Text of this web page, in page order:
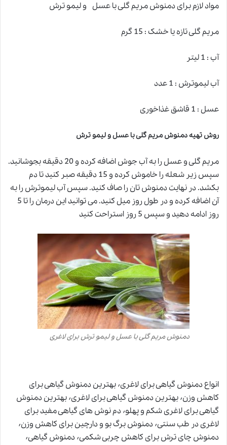
مواد لازم برای دمنوش مریم گلی با عسل و لیمو ترش
مریم گلی تازه یا خشک : 15 گرم
آب : 1 لیتر
آب لیموترش : 1 عدد
عسل : 1 قاشق غذاخوری
روش تهیه دمنوش مریم گلی با عسل و لیمو ترش
مریم گلی و عسل را به آب جوش اضافه کرده و 20 دقیقه بجوشانید.
سپس زیر شعله را خاموش کرده و 15 دقیقه صبر کنید تا دم
بکشد. در نهایت دمنوش تان را صاف کنید. سپس آب لیموترش را به
آن اضافه کرده و در طول روز میل کنید. می توانید این درمان را تا 5
روز ادامه دهید و سپس 5 روز استراحت کنید
دمنوش مریم گلی با عسل و لیمو ترش برای لاغری
انواع دمنوش گیاهی برای لاغری٬ بهترین دمنوش گیاهی برای
کاهش وزن٬ بهترین دمنوش گیاهی برای لاغری٬ بهترین دمنوش
گیاهی برای لاغری شکم و پهلو٬ دم نوش های گیاهی مفید برای
لاغری در طب سنتی٬ دمنوش برگ بو و دارچین برای کاهش وزن٬
دمنوش چای ترش برای کاهش چربی شکمی٬ دمنوش گیاهی٬